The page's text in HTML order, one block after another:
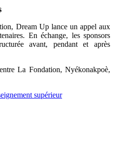
Dream Up lance un appel aux
En échange, les sponsors
avant, pendant et après
La Fondation, Nyékonakpoè,
supérieur